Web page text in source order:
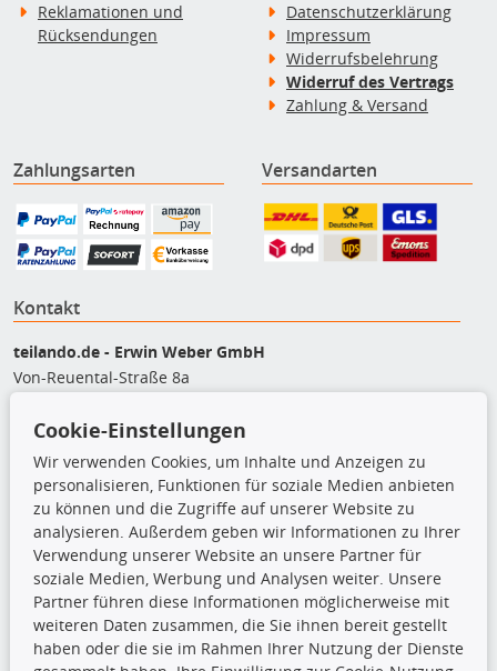
Reklamationen und
Rücksendungen
Datenschutzerklärung
Impressum
Widerrufsbelehrung
Widerruf des Vertrags
Zahlung & Versand
Zahlungsarten Versandarten
Kontakt
teilando.de - Erwin Weber GmbH
Von-Reuental-Straße 8a
+49 (0) 8165 / 5093200
shop@teilando.de
Top Produkte
Beleuchtung
Bremsbeläge
Bremsscheiben
Kupplungssatz
Querlenker
Radlager
Cookie-Einstellungen
Wir verwenden Cookies, um Inhalte und Anzeigen zu
personalisieren, Funktionen für soziale Medien anbieten
zu können und die Zugriffe auf unserer Website zu
analysieren. Außerdem geben wir Informationen zu Ihrer
Verwendung unserer Website an unsere Partner für
soziale Medien, Werbung und Analysen weiter. Unsere
Partner führen diese Informationen möglicherweise mit
weiteren Daten zusammen, die Sie ihnen bereit gestellt
haben oder die sie im Rahmen Ihrer Nutzung der Dienste